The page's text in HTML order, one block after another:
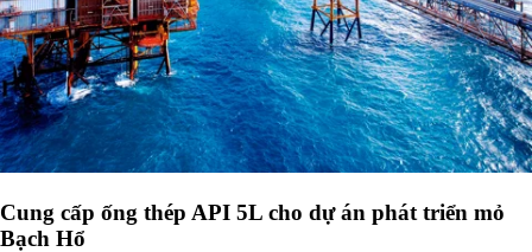
Cung cấp ống thép API 5L cho dự án phát triển mỏ
Bạch Hổ